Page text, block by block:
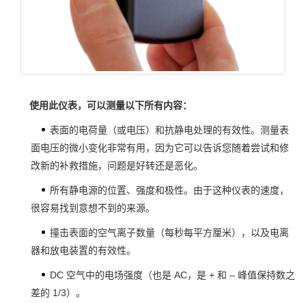
使用此仪表，可以测量以下所有内容：
表面的电荷量（或电压）和抗静电处理的有效性。测量表
面电压的微小变化非常有用，因为它可以告诉您随着尝试和修
改新的补救措施，问题是好转还是恶化。
所有静电源的位置、强度和极性。由于这种仪表的速度，
很容易找到意想不到的来源。
撞击表面的空气离子数量（每秒每平方厘米），以及电离
器和放电装置的有效性。
DC 空气中的电场强度（也是 AC，是 + 和 – 峰值保持数之
差的 1/3）。